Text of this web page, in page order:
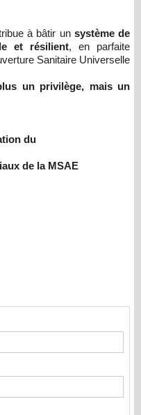
à bâtir un système de
et résilient, en parfaite
Sanitaire Universelle
un privilège, mais un
du
de la MSAE